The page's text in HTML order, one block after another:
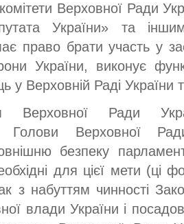
Верховної Ради
України» та
право брати участь у
України, виконує
у Верховній Раді України
Верховної Ради
Голови Верховної
безпеку
для цієї мети (ці
з набуттям чинності
влади України і